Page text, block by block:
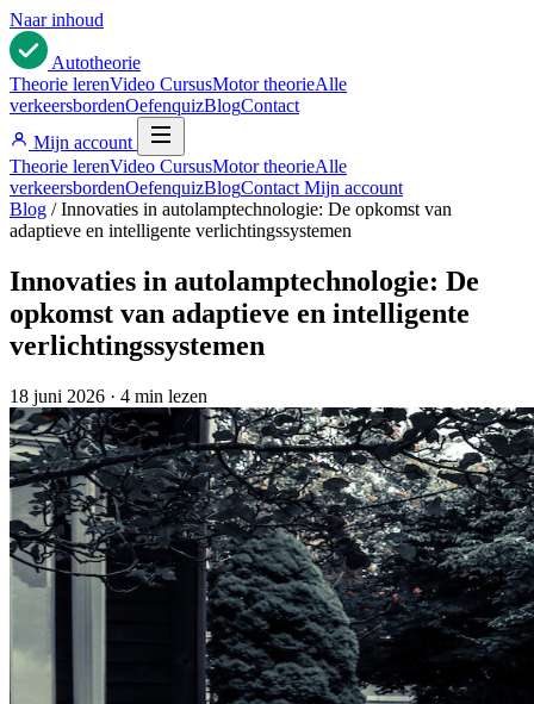
Naar inhoud
Autotheorie
Theorie lerenVideo CursusMotor theorieAlle
verkeersbordenOefenquizBlogContact
Mijn account
Theorie lerenVideo CursusMotor theorieAlle
verkeersbordenOefenquizBlogContact Mijn account
Blog / Innovaties in autolamptechnologie: De opkomst van
adaptieve en intelligente verlichtingssystemen
Innovaties in autolamptechnologie: De
opkomst van adaptieve en intelligente
verlichtingssystemen
18 juni 2026 · 4 min lezen